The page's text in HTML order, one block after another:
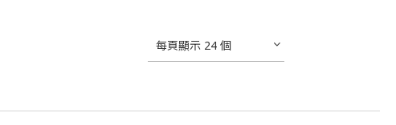
每頁顯示 24 個